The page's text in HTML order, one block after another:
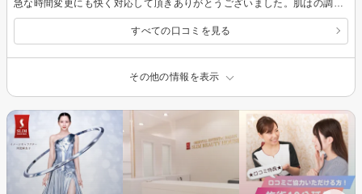
すべての口コミを見る
その他の情報を表示